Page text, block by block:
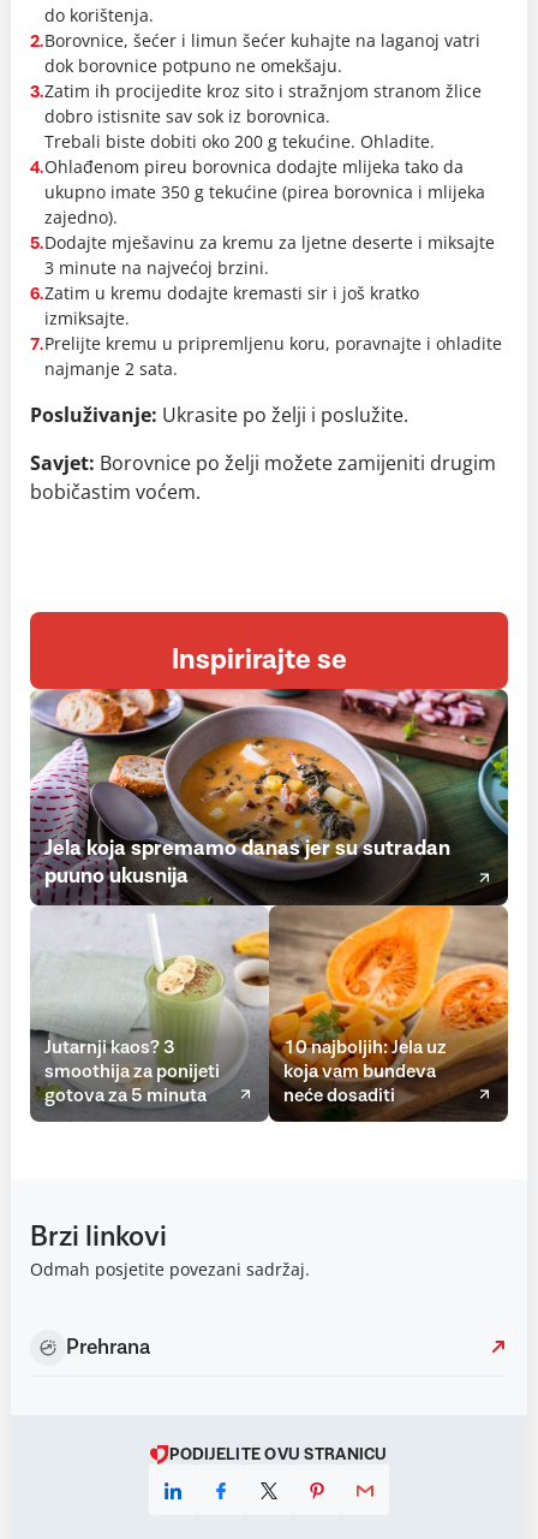
do korištenja.
2.Borovnice, šećer i limun šećer kuhajte na laganoj vatri
dok borovnice potpuno ne omekšaju.
3.Zatim ih procijedite kroz sito i stražnjom stranom žlice
dobro istisnite sav sok iz borovnica.
Trebali biste dobiti oko 200 g tekućine. Ohladite.
4.Ohlađenom pireu borovnica dodajte mlijeka tako da
ukupno imate 350 g tekućine (pirea borovnica i mlijeka
zajedno).
5.Dodajte mješavinu za kremu za ljetne deserte i miksajte
3 minute na najvećoj brzini.
6.Zatim u kremu dodajte kremasti sir i još kratko
izmiksajte.
7.Prelijte kremu u pripremljenu koru, poravnajte i ohladite
najmanje 2 sata.
Posluživanje: Ukrasite po želji i poslužite.
Savjet: Borovnice po želji možete zamijeniti drugim
bobičastim voćem.
Inspirirajte se
Jela koja spremamo danas jer su sutradan
puuno ukusnija
Jutarnji kaos? 3
smoothija za ponijeti
gotova za 5 minuta
10 najboljih: Jela uz
koja vam bundeva
neće dosaditi
Brzi linkovi
Odmah posjetite povezani sadržaj.
Prehrana
PODIJELITE OVU STRANICU